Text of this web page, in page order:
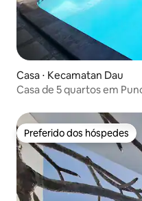
Casa ⋅ Kecamatan Dau
Casa de 5 quartos em
Preferido dos hóspedes
Preferido dos hóspedes